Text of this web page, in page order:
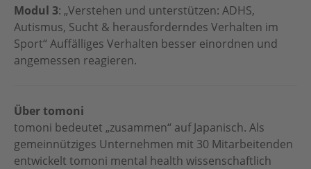
Modul 3: „Verstehen und unterstützen: ADHS,
Autismus, Sucht & herausforderndes Verhalten im
Sport“ Auffälliges Verhalten besser einordnen und
angemessen reagieren.
Über tomoni
tomoni bedeutet „zusammen“ auf Japanisch. Als
gemeinnütziges Unternehmen mit 30 Mitarbeitenden
entwickelt tomoni mental health wissenschaftlich